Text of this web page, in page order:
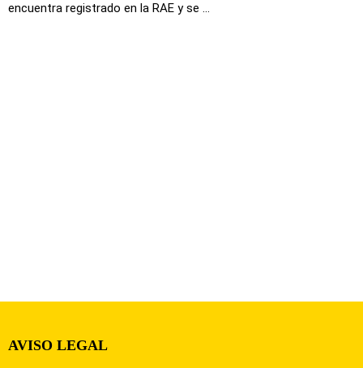
encuentra registrado en la RAE y se ...
AVISO LEGAL